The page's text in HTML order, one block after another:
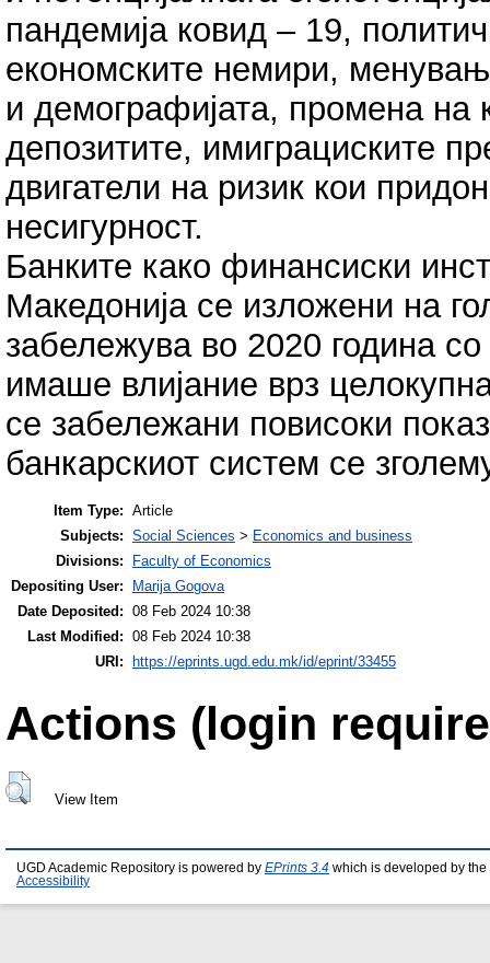
пандемија ковид – 19,
економските немири,
и демографијата, промена на
депозитите, имиграциските
двигатели на ризик кои
несигурност.
Банките како финансиски
Македонија се изложени на
забележува во 2020 година со
имаше влијание врз
се забележани повисоки
банкарскиот систем се
Item Type: Article
Subjects: Social Sciences > Economics and business
Divisions:
Faculty of Economics
Depositing User:
Marija Gogova
Date Deposited: 08 Feb 2024 10:38
Last Modified: 08 Feb 2024 10:38
URI:
https://eprints.ugd.edu.mk/id/eprint/33455
Actions (login
View Item
UGD Academic Repository is powered by EPrints 3.4 which is developed by the
Accessibility